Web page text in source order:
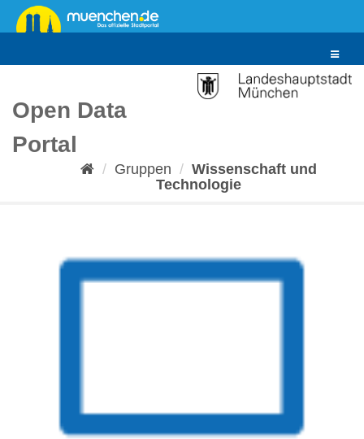
Überspringen
zum
Toggle
Open Data
Portal
Gruppen
Wissenschaft und
Technologie